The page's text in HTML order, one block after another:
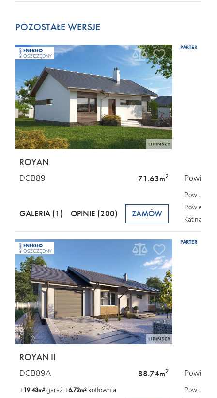
POZOSTAŁE WERSJE
PROJEKT ENERGO
OSZCZĘDNY
PARTER
ROYAN
DCB89 71.63m2
GALERIA (1) OPINIE (200) ZAMÓW
Pow.
Kąt
PROJEKT ENERGO
OSZCZĘDNY
PARTER
ROYAN II
DCB89A 88.74m2
+19.43m²garaż +6.72m² kotłownia
Pow.